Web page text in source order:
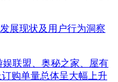
展现状及用户行为洞察
联盟、奥秘之家、屋有
购单量总体呈大幅上升